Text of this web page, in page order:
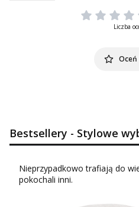
Liczba
Oceń
Bestsellery - Stylowe
Nieprzypadkowo trafiają do
pokochali inni.